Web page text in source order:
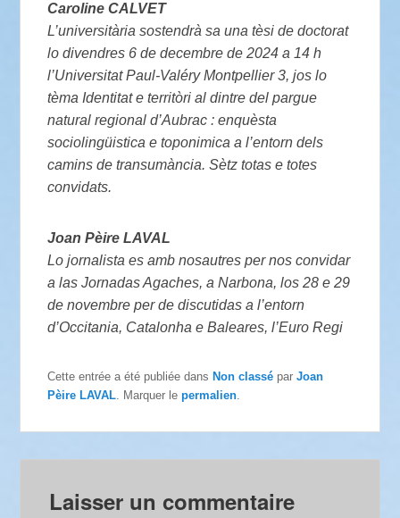
Caroline CALVET
L’universitària sostendrà sa una tèsi de doctorat
lo divendres 6 de decembre de 2024 a 14 h
l’Universitat Paul-Valéry Montpellier 3, jos lo
tèma Identitat e territòri al dintre del pargue
natural regional d’Aubrac : enquèsta
sociolingüistica e toponimica a l’entorn dels
camins de transumància. Sètz totas e totes
convidats.
Joan Pèire LAVAL
Lo jornalista es amb nosautres per nos convidar
a las Jornadas Agaches, a Narbona, los 28 e 29
de novembre per de discutidas a l’entorn
d’Occitania, Catalonha e Baleares, l’Euro Regi
Cette entrée a été publiée dans Non classé parJoan
Pèire LAVAL. Marquer lepermalien.
Laisser un commentaire